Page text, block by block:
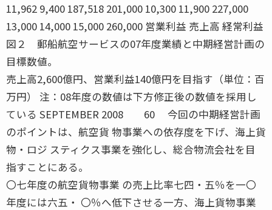
11,962 9,400 187,518 201,000 10,300 11,900 227,000
13,000 14,000 15,000 260,000 営業利益 売上高 経常利益
図２ 郵船航空サービスの07年度業績と中期経営計画の
目標数値。
売上高2,600億円、営業利益140億円を目指す（単位：百
万円） 注：08年度の数値は下方修正後の数値を採用し
ている SEPTEMBER 2008 60 今回の中期経営計画
のポイントは、航空貨 物事業への依存度を下げ、海上貨
物・ロジ スティクス事業を強化し、総合物流会社を目
指すことにある。
〇七年度の航空貨物事業 の売上比率七四・五％を一〇
年度には六五・ 〇％へ低下させる一方、海上貨物事業